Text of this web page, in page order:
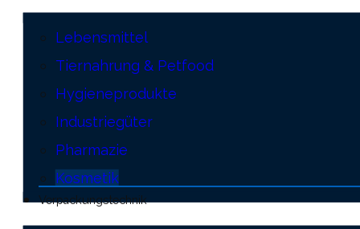
Lebensmittel
Tiernahrung & Petfood
Hygieneprodukte
Industriegüter
Pharmazie
Kosmetik
Verpackungstechnik